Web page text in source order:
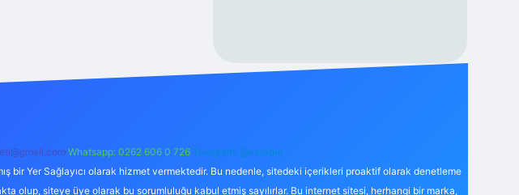
Whatsapp: 0262 606 0 726 Telegram: @karabul
bir Yer Sağlayıcı olarak hizmet vermektedir. Bu nedenle, sitedeki içerikleri proaktif olarak denetleme
olup, siteye üye olarak bu sorumluluğu kabul etmiş sayılırlar. Bu internet sitesi, herhangi bir marka,